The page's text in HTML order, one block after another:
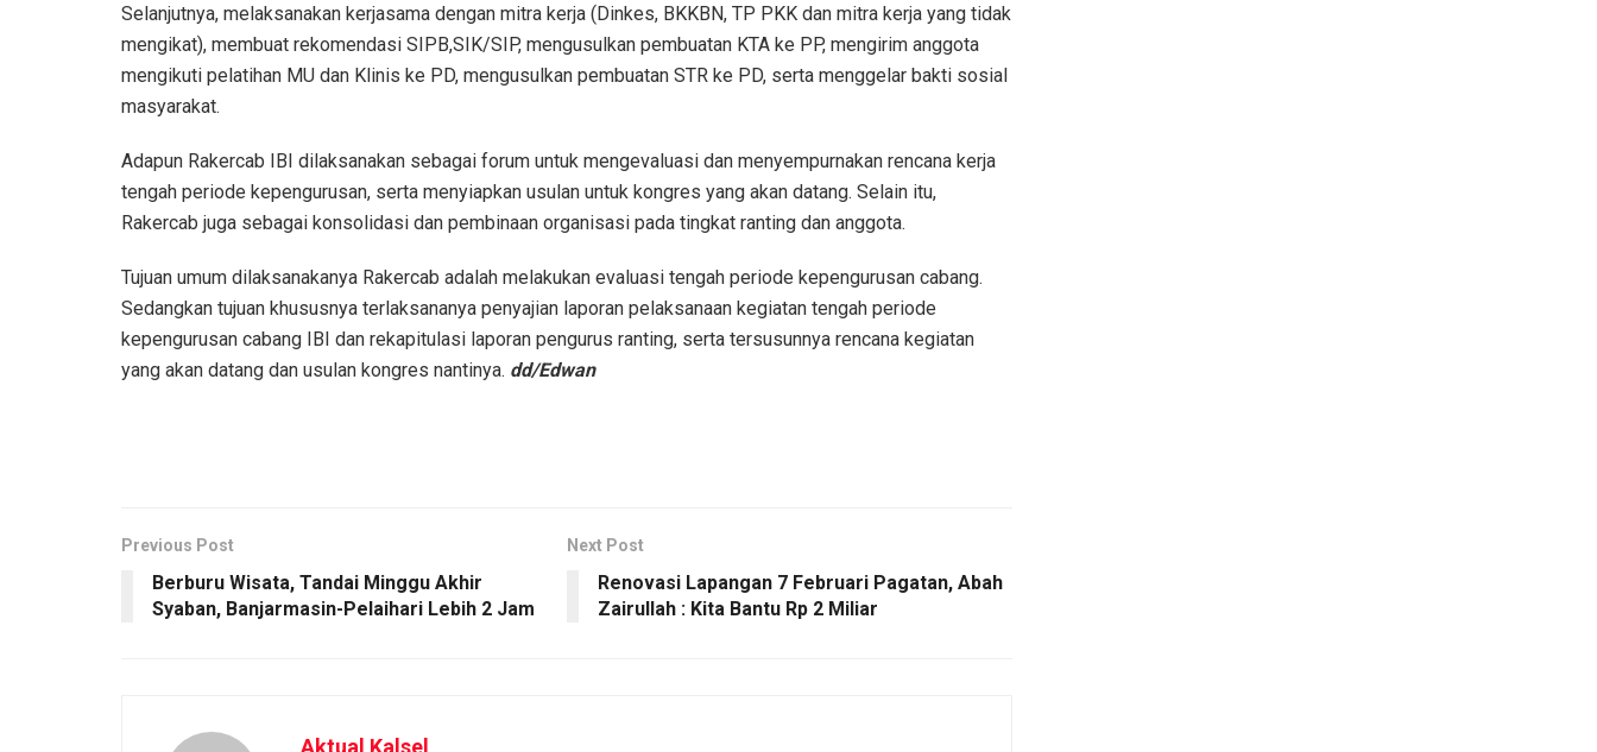
Selanjutnya, melaksanakan kerjasama dengan mitra kerja (Dinkes, BKKBN, TP PKK dan mitra kerja yang tidak
mengikat), membuat rekomendasi SIPB,SIK/SIP, mengusulkan pembuatan KTA ke PP, mengirim anggota
mengikuti pelatihan MU dan Klinis ke PD, mengusulkan pembuatan STR ke PD, serta menggelar bakti sosial
masyarakat.
Adapun Rakercab IBI dilaksanakan sebagai forum untuk mengevaluasi dan menyempurnakan rencana kerja
tengah periode kepengurusan, serta menyiapkan usulan untuk kongres yang akan datang. Selain itu,
Rakercab juga sebagai konsolidasi dan pembinaan organisasi pada tingkat ranting dan anggota.
Tujuan umum dilaksanakanya Rakercab adalah melakukan evaluasi tengah periode kepengurusan cabang.
Sedangkan tujuan khususnya terlaksananya penyajian laporan pelaksanaan kegiatan tengah periode
kepengurusan cabang IBI dan rekapitulasi laporan pengurus ranting, serta tersusunnya rencana kegiatan
yang akan datang dan usulan kongres nantinya. dd/Edwan
Previous Post
Berburu Wisata, Tandai Minggu Akhir
Syaban, Banjarmasin-Pelaihari Lebih 2 Jam
Next Post
Renovasi Lapangan 7 Februari Pagatan, Abah
Zairullah : Kita Bantu Rp 2 Miliar
Aktual Kalsel